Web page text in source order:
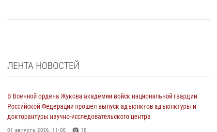
ЛЕНТА НОВОСТЕЙ
В Военной ордена Жукова академии войск национальной гвардии
Российской Федерации прошел выпуск адъюнктов адъюнктуры и
докторантуры научно-исследовательского центра
01 августа 2026, 11:00 10